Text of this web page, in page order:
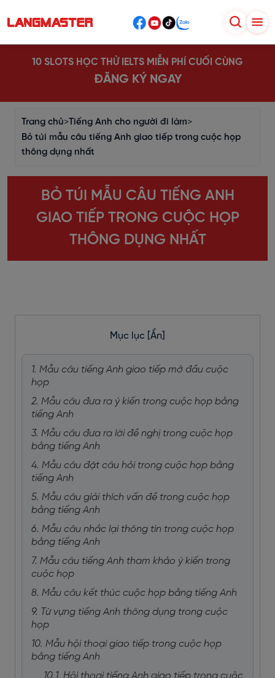
10 SLOTS HỌC THỬ IELTS MIỄN PHÍ CUỐI CÙNG
ĐĂNG KÝ NGAY
Trang chủ>Tiếng Anh cho người đi làm>
Bỏ túi mẫu câu tiếng Anh giao tiếp trong cuộc họp
thông dụng nhất
BỎ TÚI MẪU CÂU TIẾNG ANH
GIAO TIẾP TRONG CUỘC HỌP
THÔNG DỤNG NHẤT
Mục lục [Ẩn]
1. Mẫu câu tiếng Anh giao tiếp mở đầu cuộc
họp
2. Mẫu câu đưa ra ý kiến trong cuộc họp bằng
tiếng Anh
3. Mẫu câu đưa ra lời đề nghị trong cuộc họp
bằng tiếng Anh
4. Mẫu câu đặt câu hỏi trong cuộc họp bằng
tiếng Anh
5. Mẫu câu giải thích vấn đề trong cuộc họp
bằng tiếng Anh
6. Mẫu câu nhắc lại thông tin trong cuộc họp
bằng tiếng Anh
7. Mẫu câu tiếng Anh tham khảo ý kiến trong
cuộc họp
8. Mẫu câu kết thúc cuộc họp bằng tiếng Anh
9. Từ vựng tiếng Anh thông dụng trong cuộc
họp
10. Mẫu hội thoại giao tiếp trong cuộc họp
bằng tiếng Anh
10.1. Hội thoại tiếng Anh giao tiếp trong cuộc